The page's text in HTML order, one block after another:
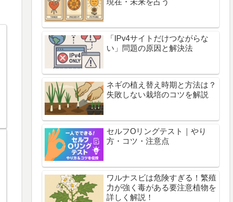
現在・未来を占う
「IPv4サイトだけつながらな
い」問題の原因と解決法
ネギの植え替え時期と方法は？
失敗しない栽培のコツを解説
セルフOリングテスト｜やり
方・コツ・注意点
ワルナスビは危険すぎる！繁殖
力が強く毒がある要注意植物を
詳しく解説！